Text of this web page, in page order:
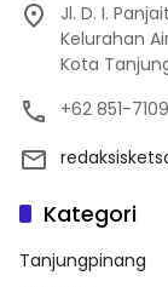
Jl. D. I.
Kelurahan
Kota
+62 851-
Kategori
Tanjungpinang